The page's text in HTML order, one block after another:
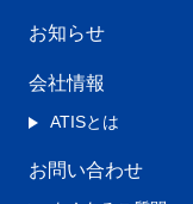
お知らせ
会社情報
ATISとは
お問い合わせ